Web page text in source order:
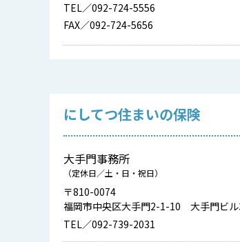
TEL／092-724-5556
FAX／092-724-5656
にしてつ住まいの保険
大手門事務所
（定休日／土・日・祝日）
〒810-0074
福岡市中央区大手門2-1-10 大手門ビ
TEL／092-739-2031